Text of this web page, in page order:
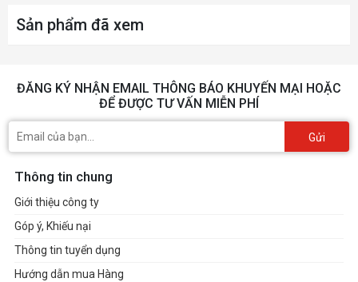
Cổng giao tiếp
Headphone Jack, DC in, 1 x Micro HDMI
Pin 7.6V 4830mAh (Up to 10 hours)
Kích thước
Cân nặng
Phụ kiện đi kèm
Sản phẩm đã xem
ĐĂNG KÝ NHẬN EMAIL THÔNG BÁO KHUYẾN MẠI HOẶC
ĐỂ ĐƯỢC TƯ VẤN MIỄN PHÍ
Gửi
Thông tin chung
Giới thiệu công ty
Góp ý, Khiếu nại
Thông tin tuyển dụng
Hướng dẫn mua Hàng